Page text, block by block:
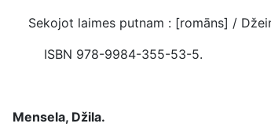
Sekojot laimes putnam : [romāns] /
ISBN 978-9984-355-53-5.
Mensela, Džila.